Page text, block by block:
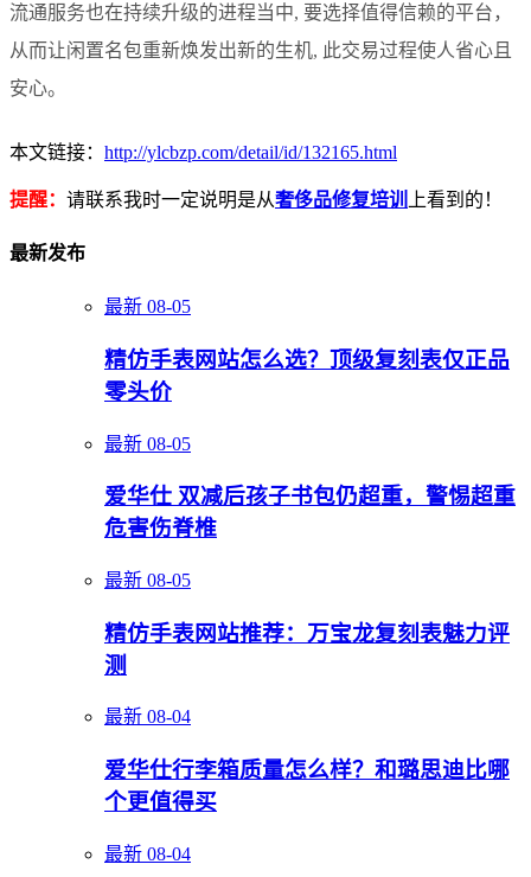
流通服务也在持续升级的进程当中, 要选择值得信赖的平台，
从而让闲置名包重新焕发出新的生机, 此交易过程使人省心且
安心。
本文链接： http://ylcbzp.com/detail/id/132165.html
提醒： 请联系我时一定说明是从奢侈品修复培训 上看到的！
最新发布
最新 08-05
精仿手表网站怎么选？顶级复刻表仅正品
零头价
最新 08-05
爱华仕 双减后孩子书包仍超重，警惕超重
危害伤脊椎
最新 08-05
精仿手表网站推荐：万宝龙复刻表魅力评
测
最新 08-04
爱华仕行李箱质量怎么样？和璐思迪比哪
个更值得买
最新 08-04